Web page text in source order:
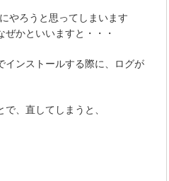
やろうと思ってしまいます
かといいますと・・・
ンストールする際に、ログが
、直してしまうと、